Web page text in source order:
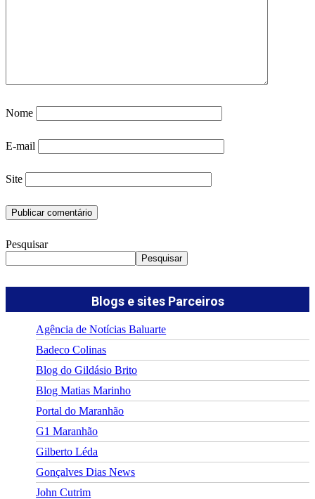
Nome
E-mail
Site
Pesquisar
Pesquisar
Blogs e sites Parceiros
Agência de Notícias Baluarte
Badeco Colinas
Blog do Gildásio Brito
Blog Matias Marinho
Portal do Maranhão
G1 Maranhão
Gilberto Léda
Gonçalves Dias News
John Cutrim